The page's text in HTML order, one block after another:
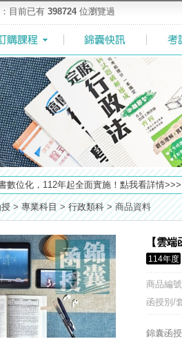
：目前已有 398724位瀏覽過
函授Facebook粉絲專頁◆，最新消息、優
數位化，112年起全面實施！點我看詳情>>>
，雲端函授之課堂教材須知，請點我查看
)】你對國營事業了解多少呢? 必考國事
畫】恭賀金榜！上榜生獎學金申請辦法與表
修正部份考試科目及大綱，趕快來看看有哪
普不考「公文」／高考英文占比提升，快來
加便利商店付款方式，便利到不行！馬上使
函授Facebook粉絲專頁◆，最新消息、優
> 專業科目 > 行政類科 > 商品資料
【雲
114年度
商品編號
函授別/
錦囊函